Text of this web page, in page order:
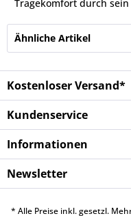
Tragekomfort durch
Ähnliche Artikel
Kostenloser Versand*
Kundenservice
Informationen
Newsletter
* Alle Preise inkl. gesetzl.